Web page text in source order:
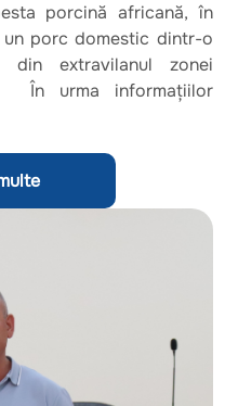
porcină africană, în
porc domestic dintr-o
din extravilanul zonei
În urma informațiilor